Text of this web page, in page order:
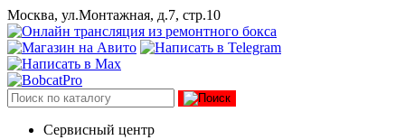
Москва, ул.Монтажная, д.7, стр.10
Сервисный центр